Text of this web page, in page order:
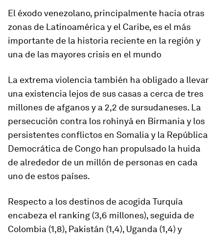
El éxodo venezolano, principalmente hacia otras
zonas de Latinoamérica y el Caribe, es el más
importante de la historia reciente en la región y
una de las mayores crisis en el mundo
La extrema violencia también ha obligado a llevar
una existencia lejos de sus casas a cerca de tres
millones de afganos y a 2,2 de sursudaneses. La
persecución contra los rohinyá en Birmania y los
persistentes conflictos en Somalia y la República
Democrática de Congo han propulsado la huida
de alrededor de un millón de personas en cada
uno de estos países.
Respecto a los destinos de acogida Turquía
encabeza el ranking (3,6 millones), seguida de
Colombia (1,8), Pakistán (1,4), Uganda (1,4) y